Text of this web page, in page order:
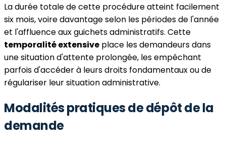
La durée totale de cette procédure atteint facilement
six mois, voire davantage selon les périodes de l'année
et l'affluence aux guichets administratifs. Cette
temporalité extensive place les demandeurs dans
une situation d'attente prolongée, les empêchant
parfois d'accéder à leurs droits fondamentaux ou de
régulariser leur situation administrative.
Modalités pratiques de dépôt de la
demande